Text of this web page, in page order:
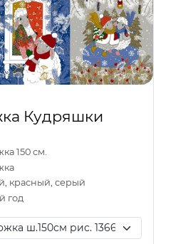
Кудряшки
150 см.
красный, серый
год